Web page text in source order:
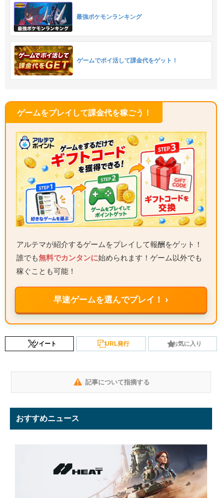
最強ポケモンランキング
ゲームでポイ活して課金代をゲット！
ゲームをプレイして課金代を稼ごう！
アルテマが紹介するゲームをプレイして報酬をゲット！
誰でも無料でカンタンに始められます！ゲーム以外でも
稼ぐことも可能！
早速ゲームを選んでプレイ！ ›
ツイート URL発行 お気に入り
記事について指摘する
おすすめニュース